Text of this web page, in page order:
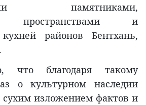
памятниками,
пространствами и
районов Бентхань,
что благодаря такому
о культурном наследии
сухим изложением фактов и